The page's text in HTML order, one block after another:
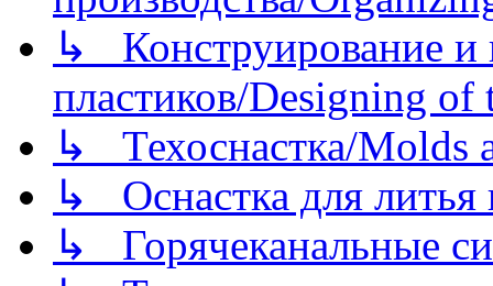
↳ Конструирование и
пластиков/Designing of
↳ Техоснастка/Molds
↳ Оснастка для литья
↳ Горячеканальные